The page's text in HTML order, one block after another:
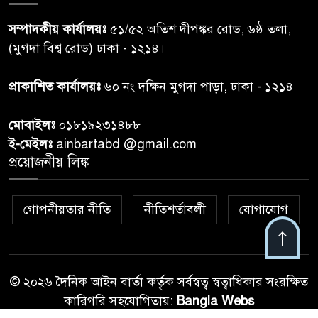
তদন্ত শেষ পর্যায়ে, দ্রুত চার্জশিট
৭
রাতের মধ্যে ঢাকাসহ ১০ অঞ্চলে
ঝড়বৃষ্টির পূর্বাভাস
৮
প্রধানমন্ত্রীর সঙ্গে দেখা করে স্বপ্নপূরণ
উপহার
৯
২০ আগস্ট রাষ্ট্রপতি নির্বাচন,
তফসিল প্রকাশ নির্বাচন কমিশনের
১০
সম্পাদকীয় কার্যালয়ঃ ৫১/৫২ অতিশ দীপঙ্কর রোড, ৬ষ্ঠ তলা,
(মুগদা বিশ্ব রোড) ঢাকা - ১২১৪।
প্রাকাশিত কার্যালয়ঃ৬০ নং দক্ষিন মুগদা পাড়া, ঢাকা - ১২১৪
মোবাইলঃ ০১৮১৯২৩১৪৮৮
ই-মেইলঃ ainbartabd @gmail.com
প্রয়োজনীয় লিঙ্ক
গোপনীয়তার নীতি নীতিশর্তাবলী যোগাযোগ
© ২০২৬ দৈনিক আইন বার্তা কর্তৃক সর্বস্বত্ব স্বত্বাধিকার সংরক্ষিত
কারিগরি সহযোগিতায়: Bangla Webs